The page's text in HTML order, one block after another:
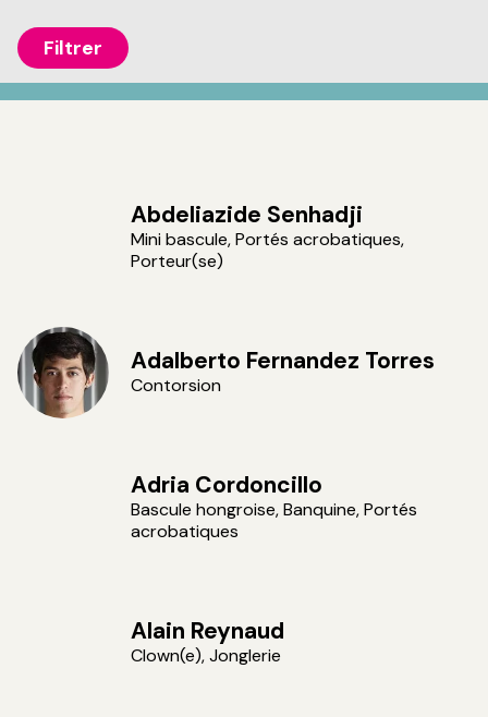
Abdeliazide Senhadji
Mini bascule, Portés acrobatiques,
Porteur(se)
Adalberto Fernandez Torres
Contorsion
Adria Cordoncillo
Bascule hongroise, Banquine, Portés
acrobatiques
Alain Reynaud
Clown(e), Jonglerie